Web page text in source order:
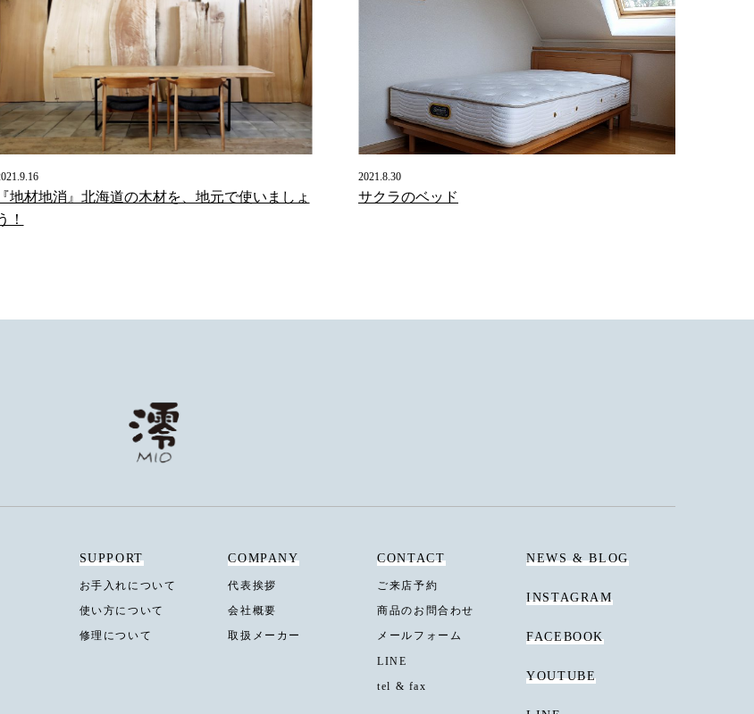
『地材地消』北海道の木材を、地元で使いましょ
！
2021.8.30
サクラのベッド
SUPPORT
お手入れについて
使い方について
修理について
COMPANY
代表挨拶
会社概要
取扱メーカー
CONTACT
ご来店予約
商品のお問合わせ
メールフォーム
LINE
tel & fax
NEWS & BLOG
INSTAGRAM
FACEBOOK
YOUTUBE